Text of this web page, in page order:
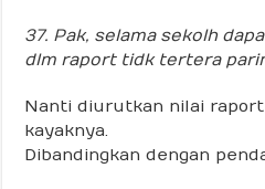
37. Pak, selama sekolh
dlm raport tidk tertera
Nanti diurutkan nilai
kayaknya.
Dibandingkan dengan